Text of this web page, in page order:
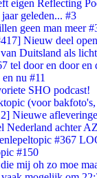
eigen Reflecting
geleden... #3
geen man meer
Nieuw deel
Duitsland als
tel door en door en
nu #11
SHO podcast!
(voor
Nieuwe
Nederland achter AZ
#367
#150
mij oh zo moe